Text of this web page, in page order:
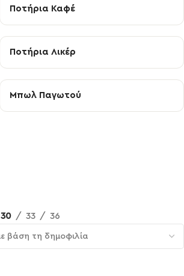
Ποτήρια Καφέ
Ποτήρια Λικέρ
Μπωλ Παγωτού
30 33 36